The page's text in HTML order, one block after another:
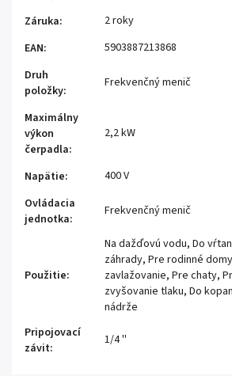
Záruka:
2 roky
EAN:
5903887213868
Druh
položky:
Frekvenčný menič
Maximálny
výkon
čerpadla:
2,2 kW
Napätie:
400 V
Ovládacia
jednotka:
Frekvenčný menič
Použitie:
Na dažďovú vodu, Do
záhrady, Pre rodinné domy
zavlažovanie, Pre chaty,
zvyšovanie tlaku, Do
nádrže
Pripojovací
závit:
1/4 ''